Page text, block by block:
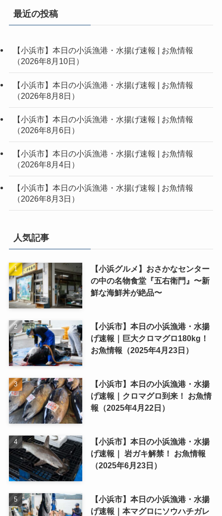
最近の投稿
【小浜市】本日の小浜漁港・水揚げ速報 | お魚情報
（2026年8月10日）
【小浜市】本日の小浜漁港・水揚げ速報 | お魚情報
（2026年8月8日）
【小浜市】本日の小浜漁港・水揚げ速報 | お魚情報
（2026年8月6日）
【小浜市】本日の小浜漁港・水揚げ速報 | お魚情報
（2026年8月4日）
【小浜市】本日の小浜漁港・水揚げ速報 | お魚情報
（2026年8月3日）
人気記事
【小浜グルメ】おさかなセンター
の中の名物食堂『五右衛門』〜新
鮮な海鮮丼が絶品〜
【小浜市】本日の小浜漁港・水揚
げ速報｜巨大クロマグロ180kg！
お魚情報（2025年4月23日）
【小浜市】本日の小浜漁港・水揚
げ速報｜クロマグロ到来！ お魚情
報（2025年4月22日）
【小浜市】本日の小浜漁港・水揚
げ速報｜ 岩ガキ解禁！ お魚情報
（2025年6月23日）
【小浜市】本日の小浜漁港・水揚
げ速報｜本マグロにソウハチガレ